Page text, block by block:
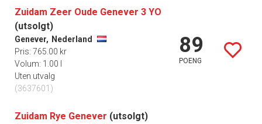
Zuidam Zeer Oude Genever 3 YO
(utsolgt)
Genever, Nederland
Pris: 765.00 kr
Volum: 1.00 l
Uten utvalg
(3637601)
89
POENG
Zuidam Rye Genever (utsolgt)